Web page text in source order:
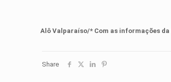
Alô Valparaíso/* Com as informações da
Share